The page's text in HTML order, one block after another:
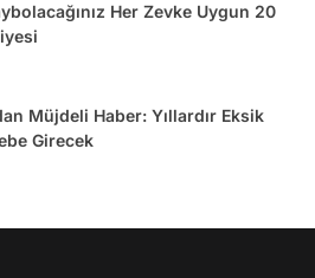
Her Zevke Uygun 20
Müjdeli Haber: Yıllardır Eksik
Girecek